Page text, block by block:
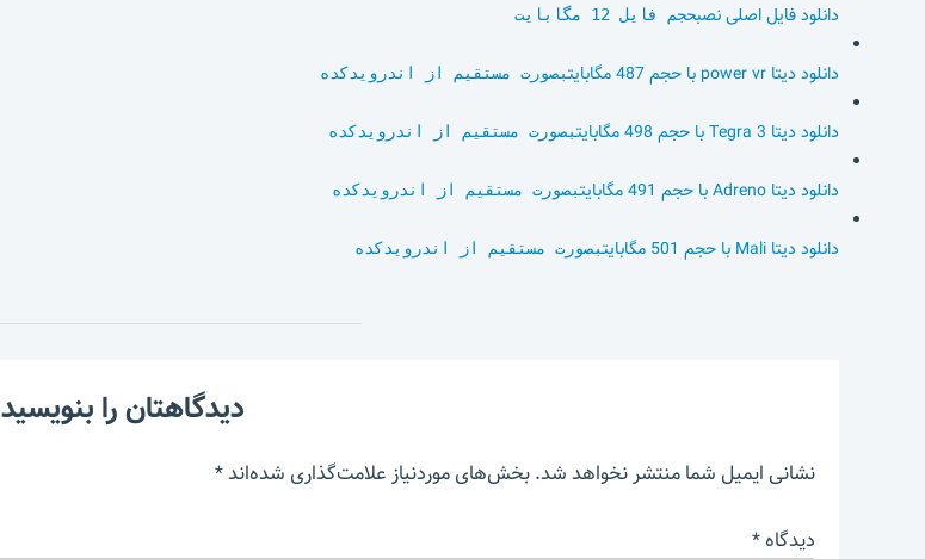
دانلود فایل اصلی نصبحجم فایل 12 مگابایت
دانلود دیتا power vr با حجم 487 مگابایت بصورت مستقیم از اندرویدکده
دانلود دیتا Tegra 3 با حجم 498 مگابایت بصورت مستقیم از اندرویدکده
دانلود دیتا Adreno با حجم 491 مگابایت بصورت مستقیم از اندرویدکده
دانلود دیتا Mali با حجم 501 مگابایت بصورت مستقیم از اندرویدکده
دیدگاهتان را بنویسید
نشانی ایمیل شما منتشر نخواهد شد.بخش‌های موردنیاز علامت‌گذاری شده‌اند*
دیدگاه*